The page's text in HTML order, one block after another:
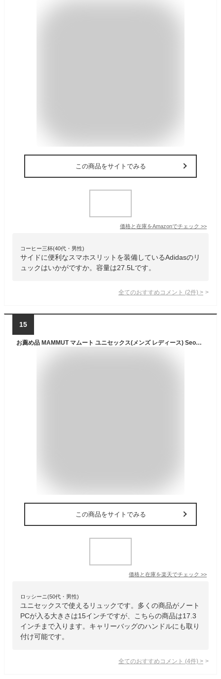
この商品をサイトでみる
価格と在庫をAmazonでチェック >>
コーヒー三杯(40代・男性)
サイドに便利なスマホスリットを装備しているAdidasのリ
ュックはいかがですか。容量は27.5Lです。
全てのおすすめコメント (2件) >
15
お薦め品 MAMMUT マムート ユニセックス(メンズ レディース) Seon Transporter 25 トランスポーター25 2510-03911 バックパック デイパック リュックサック ザック ビジネスバッグ【お宝】
この商品をサイトでみる
価格と在庫を楽天でチェック >>
ロッシーニ(50代・男性)
ユニセックスで使えるリュックです。多くの商品がノート
PCが入る大きさは15インチですが、こちらの商品は17.3
インチまで入ります。キャリーバッグのハンドルにも取り
付け可能です。
全てのおすすめコメント (4件) >